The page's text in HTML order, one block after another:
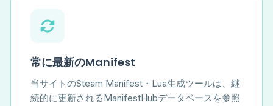
常に最新のManifest
当サイトのSteam Manifest・Lua生成ツールは、継
続的に更新されるManifestHubデータベースを参照